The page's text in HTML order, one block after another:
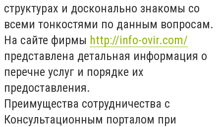
структурах и досконально знакомы со
всеми тонкостями по данным вопросам.
На сайте фирмы http://info-ovir.com/
представлена детальная информация о
перечне услуг и порядке их
предоставления.
Преимущества сотрудничества с
Консультационным порталом при